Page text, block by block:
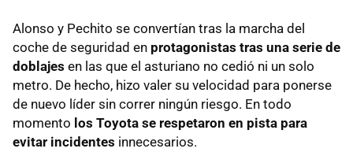
Alonso y Pechito se convertían tras la marcha del
coche de seguridad en protagonistas tras una serie de
doblajes en las que el asturiano no cedió ni un solo
metro. De hecho, hizo valer su velocidad para ponerse
de nuevo líder sin correr ningún riesgo. En todo
momento los Toyota se respetaron en pista para
evitar incidentes innecesarios.